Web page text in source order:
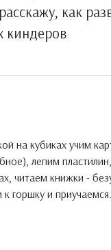
как
киндеров
на кубиках учим
лепим
читаем книжки -
горшку и